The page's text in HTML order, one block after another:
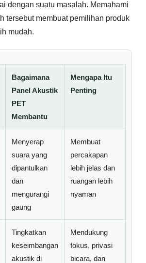
dengan suatu masalah. Memahami
tersebut membuat pemilihan produk
mudah.
Bagaimana
Panel Akustik
PET
Membantu
Mengapa Itu
Penting
Menyerap
suara yang
dipantulkan
dan
mengurangi
gaung
Membuat
percakapan
lebih jelas dan
ruangan lebih
nyaman
Tingkatkan
keseimbangan
akustik di
Mendukung
fokus, privasi
bicara, dan